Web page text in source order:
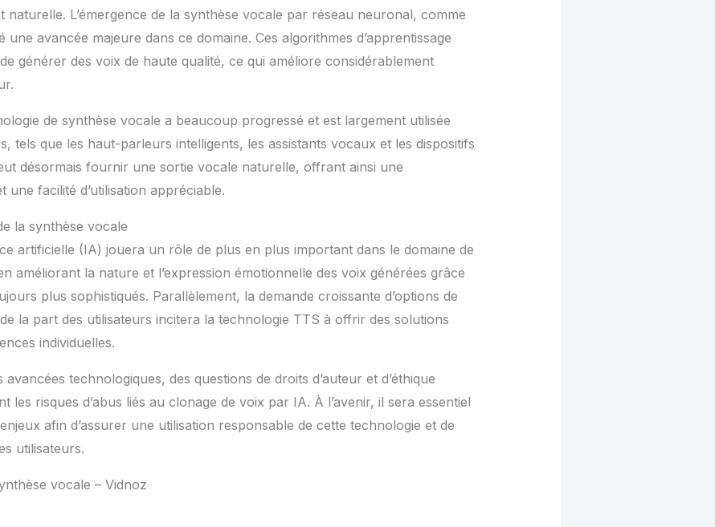
naturelle. L’émergence de la synthèse vocale par réseau neuronal, comme
une avancée majeure dans ce domaine. Ces algorithmes d’apprentissage
générer des voix de haute qualité, ce qui améliore considérablement
de synthèse vocale a beaucoup progressé et est largement utilisée
tels que les haut-parleurs intelligents, les assistants vocaux et les dispositifs
désormais fournir une sortie vocale naturelle, offrant ainsi une
une facilité d’utilisation appréciable.
la synthèse vocale
artificielle (IA) jouera un rôle de plus en plus important dans le domaine de
améliorant la nature et l’expression émotionnelle des voix générées grâce
plus sophistiqués. Parallèlement, la demande croissante d’options de
la part des utilisateurs incitera la technologie TTS à offrir des solutions
individuelles.
technologiques, des questions de droits d’auteur et d’éthique
les risques d’abus liés au clonage de voix par IA. À l’avenir, il sera essentiel
afin d’assurer une utilisation responsable de cette technologie et de
utilisateurs.
vocale – Vidnoz